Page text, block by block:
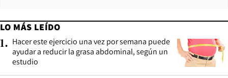
LO MÁS LEÍDO
1. Hacer este ejercicio una vez por semana puede
ayudar a reducir la grasa abdominal, según un
estudio